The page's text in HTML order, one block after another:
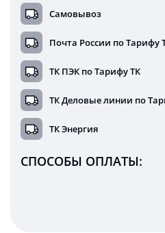
Самовывоз
Почта России по Тарифу
ТК ПЭК по Тарифу ТК
ТК Деловые линии по
ТК Энергия
СПОСОБЫ ОПЛАТЫ: